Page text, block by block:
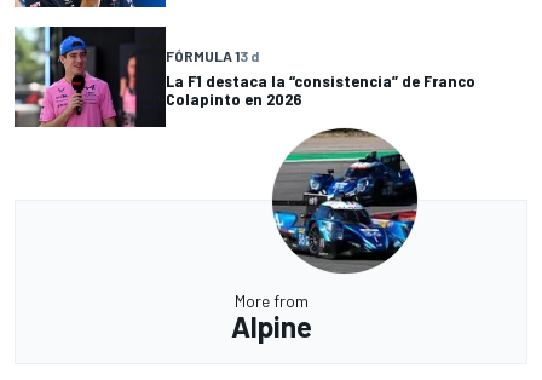
FÓRMULA 13 d
La F1 destaca la “consistencia” de Franco
Colapinto en 2026
More from
Alpine